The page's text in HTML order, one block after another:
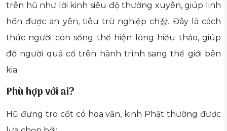
trên hũ như lời kinh siêu độ thường xuyên, giúp linh
hồn được an yên, tiêu trừ nghiệp ch장. Đây là cách
thức người còn sống thể hiện lòng hiếu thảo, giúp
đỡ người quá cố trên hành trình sang thế giới bên
kia.
Phù hợp với ai?
Hũ đựng tro cốt có hoa văn, kinh Phật thường được